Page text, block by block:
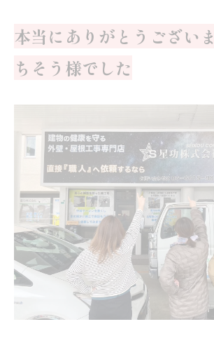
本当にありがとうござい
ちそう様でした